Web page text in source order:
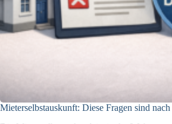
Mieterselbstauskunft: Diese Fragen sind